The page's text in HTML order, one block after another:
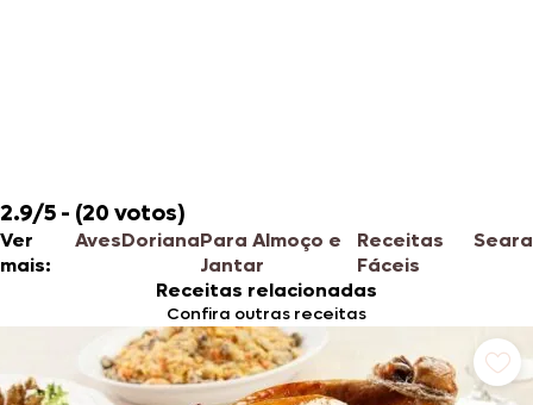
2.9/5 - (20 votos)
Ver
mais:
AvesDorianaPara Almoço e
Jantar
Receitas
Fáceis
Seara
Receitas relacionadas
Confira outras receitas